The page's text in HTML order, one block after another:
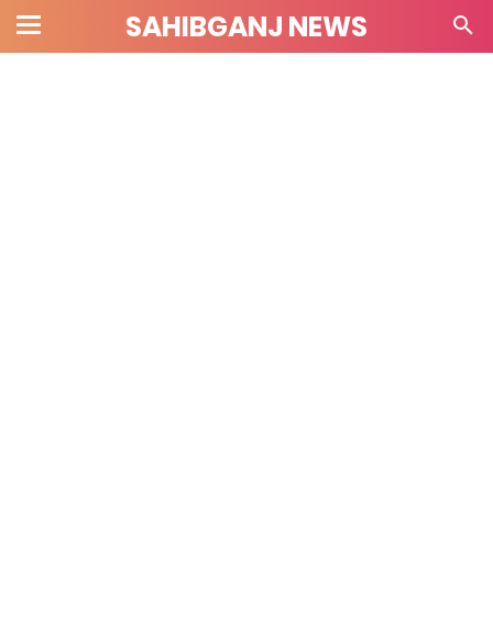
SAHIBGANJ NEWS